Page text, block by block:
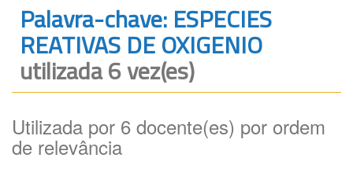
Legislação
Canais
Palavra-chave: ESPECIES
REATIVAS DE OXIGENIO
utilizada 6 vez(es)
Utilizada por 6 docente(es) por ordem
de relevância